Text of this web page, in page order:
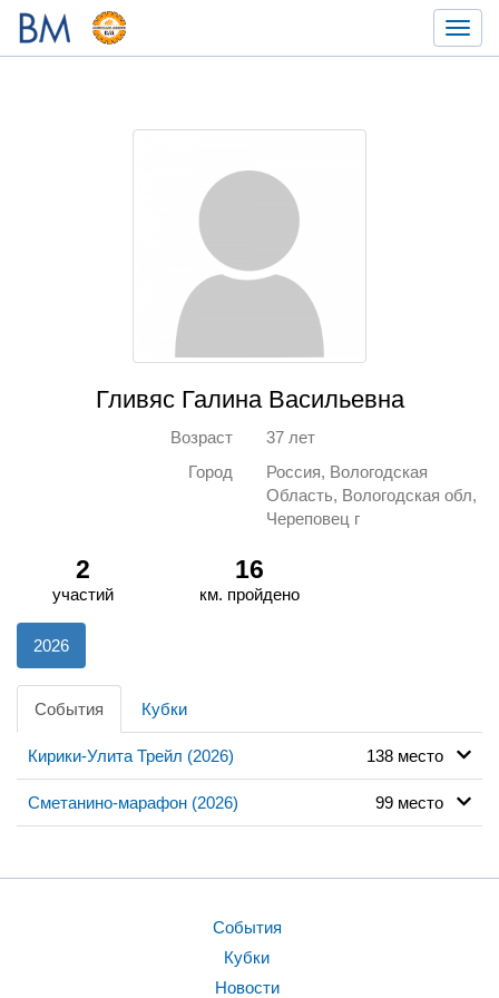
Гливяс Галина Васильевна
Возраст
37 лет
Город
Россия, Вологодская
Область, Вологодская обл,
Череповец г
2
участий
16
км. пройдено
2026
События Кубки
Кирики-Улита Трейл (2026) 138 место
Сметанино-марафон (2026) 99 место
События
Кубки
Новости